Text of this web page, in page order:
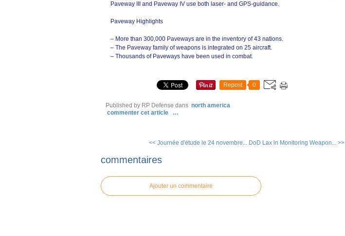
Paveway III and Paveway IV use both laser- and GPS-guidance.
Paveway Highlights
– More than 300,000 Paveways are in the inventory of 43 nations.
– The Paveway family of weapons is integrated on 25 aircraft.
– Thousands of Paveways have been used in combat.
Repost 0
Published by RP Defense dans north america
commenter cet article
…
<< Journée d'étude le 24 novembre... DoD Lax in Monitoring Weapon... >>
commentaires
Ajouter un commentaire